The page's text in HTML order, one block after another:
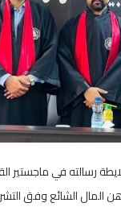
رسالته في ماجستير
المال الشائع وفق